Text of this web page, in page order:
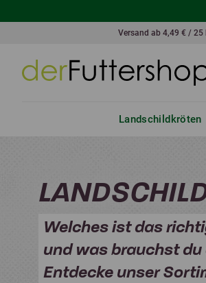
Versand ab 4,49 € / 25
Landschildkröten
Welches ist das
und was brauchst
Entdecke unser